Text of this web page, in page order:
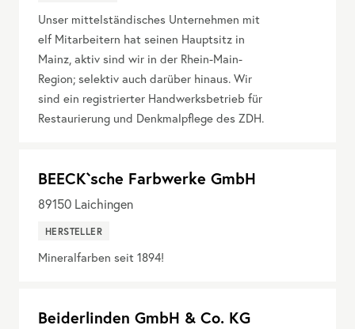
Unser mittelständisches Unternehmen mit
elf Mitarbeitern hat seinen Hauptsitz in
Mainz, aktiv sind wir in der Rhein-Main-
Region; selektiv auch darüber hinaus. Wir
sind ein registrierter Handwerksbetrieb für
Restaurierung und Denkmalpflege des ZDH.
BEECK`sche Farbwerke GmbH
89150 Laichingen
HERSTELLER
Mineralfarben seit 1894!
Beiderlinden GmbH & Co. KG